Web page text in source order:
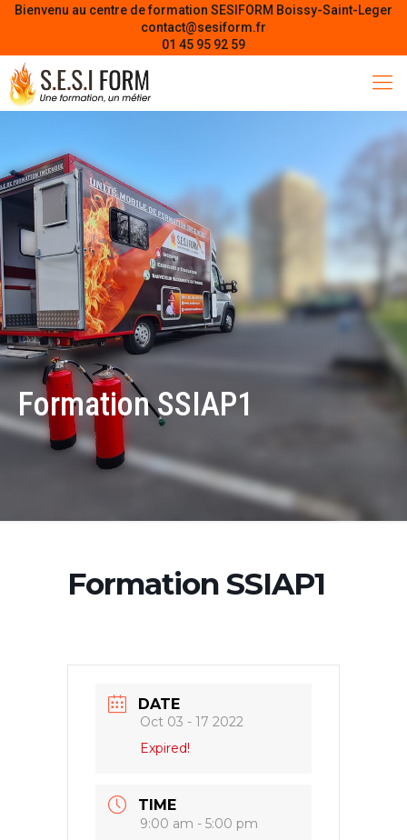
Bienvenu au centre de formation SESIFORM Boissy-Saint-Leger
contact@sesiform.fr
01 45 95 92 59
Formation SSIAP1
Formation SSIAP1
DATE
Oct 03 - 17 2022
Expired!
TIME
9:00 am - 5:00 pm